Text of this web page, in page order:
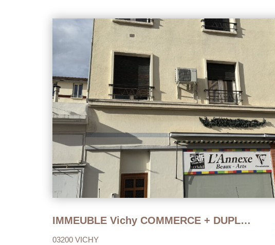
IMMEUBLE Vichy COMMERCE + DUPLEX ensemble 185.54 m2
03200 VICHY